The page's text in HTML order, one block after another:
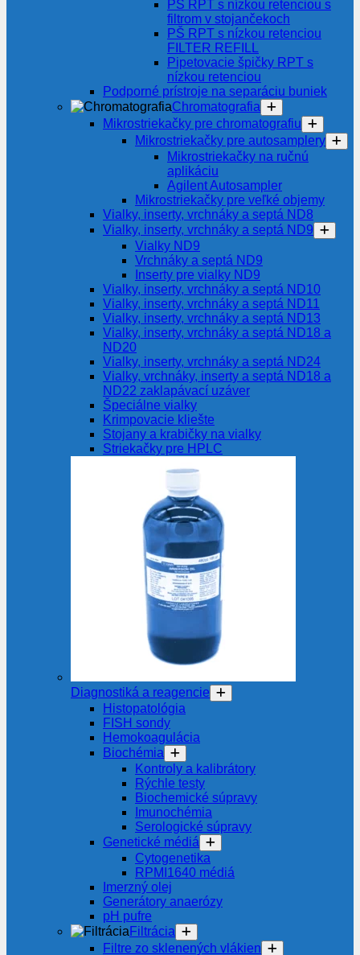
PŠ RPT s nízkou retenciou s
filtrom v stojančekoch
PŠ RPT s nízkou retenciou
FILTER REFILL
Pipetovacie špičky RPT s
nízkou retenciou
Podporné prístroje na separáciu buniek
Chromatografia
Mikrostriekačky pre chromatografiu
Mikrostriekačky pre autosamplery
Mikrostriekačky na ručnú
aplikáciu
Agilent Autosampler
Mikrostriekačky pre veľké objemy
Vialky, inserty, vrchnáky a septá ND8
Vialky, inserty, vrchnáky a septá ND9
Vialky ND9
Vrchnáky a septá ND9
Inserty pre vialky ND9
Vialky, inserty, vrchnáky a septá ND10
Vialky, inserty, vrchnáky a septá ND11
Vialky, inserty, vrchnáky a septá ND13
Vialky, inserty, vrchnáky a septá ND18 a
ND20
Vialky, inserty, vrchnáky a septá ND24
Vialky, vrchnáky, inserty a septá ND18 a
ND22 zaklapávací uzáver
Špeciálne vialky
Krimpovacie kliešte
Stojany a krabičky na vialky
Striekačky pre HPLC
Diagnostiká a reagencie
Histopatológia
FISH sondy
Hemokoagulácia
Biochémia
Kontroly a kalibrátory
Rýchle testy
Biochemické súpravy
Imunochémia
Serologické súpravy
Genetické médiá
Cytogenetika
RPMI1640 médiá
Imerzný olej
Generátory anaerózy
pH pufre
Filtrácia
Filtre zo sklenených vlákien